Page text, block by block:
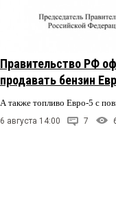
Правительство РФ
продавать бензин
А также топливо Евро-5 с
6 августа 14:00 7